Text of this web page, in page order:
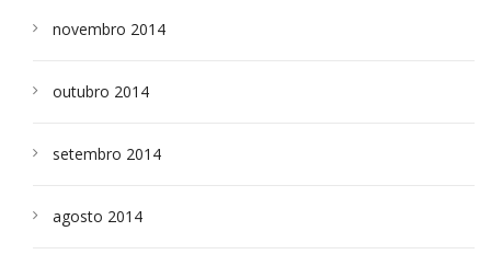
novembro 2014
outubro 2014
setembro 2014
agosto 2014